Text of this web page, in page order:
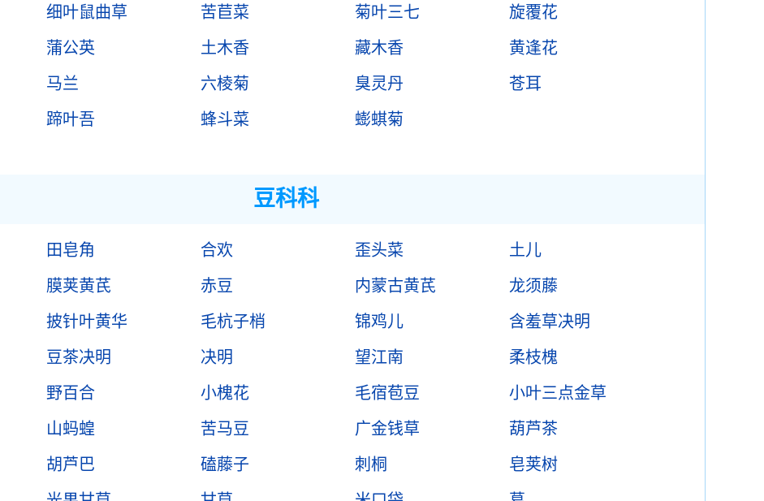
细叶鼠曲草 苦苣菜 菊叶三七
旋覆花
蒲公英 土木香 藏木香
黄逢花
马兰 六棱菊 臭灵丹
苍耳
蹄叶吾 蜂斗菜 蟛蜞菊
豆科科
田皂角 合欢 歪头菜
土儿
膜荚黄芪 赤豆 内蒙古黄芪
龙须藤
披针叶黄华 毛杭子梢 锦鸡儿
含羞草决明
豆茶决明 决明 望江南
柔枝槐
野百合 小槐花 毛宿苞豆
小叶三点金草
山蚂蝗 苦马豆 广金钱草
葫芦茶
胡芦巴 磕藤子 刺桐
皂荚树